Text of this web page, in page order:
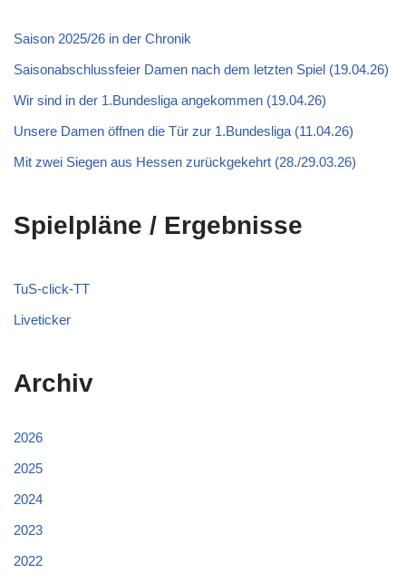
Saison 2025/26 in der Chronik
Saisonabschlussfeier Damen nach dem letzten Spiel (19.04.26)
Wir sind in der 1.Bundesliga angekommen (19.04.26)
Unsere Damen öffnen die Tür zur 1.Bundesliga (11.04.26)
Mit zwei Siegen aus Hessen zurückgekehrt (28./29.03.26)
Spielpläne / Ergebnisse
TuS-click-TT
Liveticker
Archiv
2026
2025
2024
2023
2022